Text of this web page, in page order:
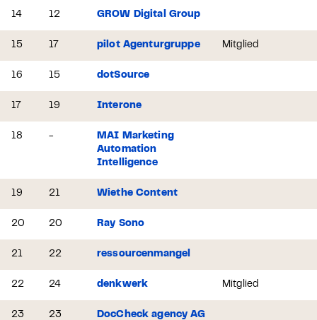
14 12 GROW Digital Group
15 17 pilot Agenturgruppe Mitglied
16 15 dotSource
17 19 Interone
18 -
MAI Marketing
Automation
Intelligence
19 21 Wiethe Content
20 20 Ray Sono
21 22 ressourcenmangel
22 24 denkwerk Mitglied
23 23 DocCheck agency AG